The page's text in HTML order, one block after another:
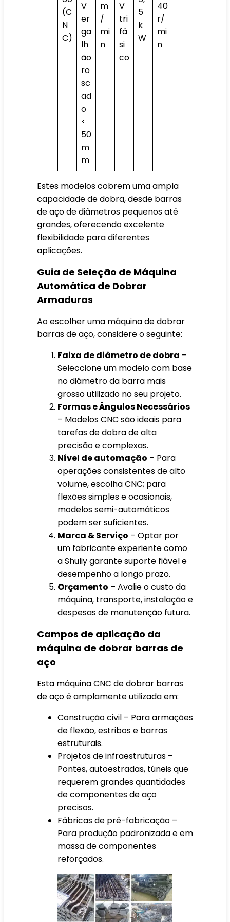
(C
N
C)
V
er
ga
lh
ão
ro
sc
ad
o
<
50
m
m
m
/
mi
n
V
tri
fá
si
co
5
k
W
40
r/
mi
n
Estes modelos cobrem uma ampla
capacidade de dobra, desde barras
de aço de diâmetros pequenos até
grandes, oferecendo excelente
flexibilidade para diferentes
aplicações.
Guia de Seleção de Máquina
Automática de Dobrar
Armaduras
Ao escolher uma máquina de dobrar
barras de aço, considere o seguinte:
Faixa de diâmetro de dobra –
Seleccione um modelo com base
no diâmetro da barra mais
grosso utilizado no seu projeto.
Formas e Ângulos Necessários
– Modelos CNC são ideais para
tarefas de dobra de alta
precisão e complexas.
Nível de automação – Para
operações consistentes de alto
volume, escolha CNC; para
flexões simples e ocasionais,
modelos semi-automáticos
podem ser suficientes.
Marca & Serviço – Optar por
um fabricante experiente como
a Shuliy garante suporte fiável e
desempenho a longo prazo.
Orçamento – Avalie o custo da
máquina, transporte, instalação e
despesas de manutenção futura.
Campos de aplicação da
máquina de dobrar barras de
aço
Esta máquina CNC de dobrar barras
de aço é amplamente utilizada em:
Construção civil – Para armações
de flexão, estribos e barras
estruturais.
Projetos de infraestruturas –
Pontes, autoestradas, túneis que
requerem grandes quantidades
de componentes de aço
precisos.
Fábricas de pré-fabricação –
Para produção padronizada e em
massa de componentes
reforçados.